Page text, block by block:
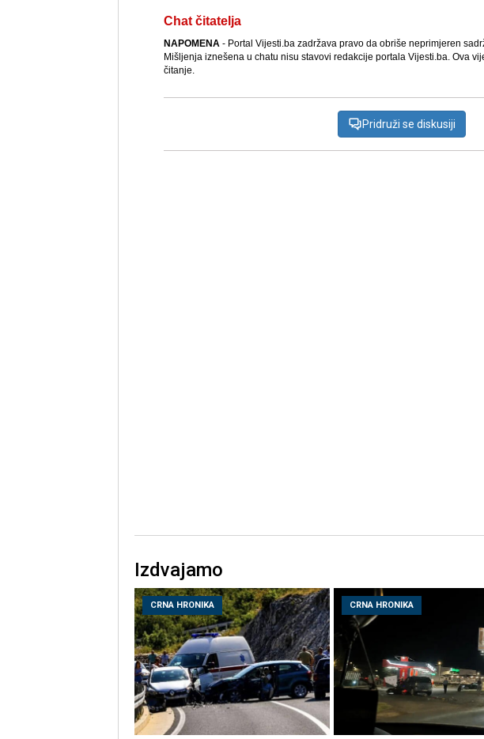
Chat čitatelja
NAPOMENA- Portal Vijesti.ba zadržava pravo da obriše neprimjeren
Mišljenja iznešena u chatu nisu stavovi redakcije portala Vijesti.ba. Ova
čitanje.
Pridruži se diskusiji
Izdvajamo
CRNA HRONIKA CRNA HRONIKA